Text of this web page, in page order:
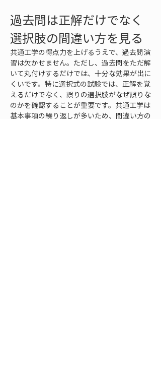
過去問は正解だけでなく
選択肢の間違い方を見る
共通工学の得点力を上げるうえで、過去問演
習は欠かせません。ただし、過去問をただ解
いて丸付けするだけでは、十分な効果が出に
くいです。特に選択式の試験では、正解を覚
えるだけでなく、誤りの選択肢がなぜ誤りな
のかを確認することが重要です。共通工学は
基本事項の繰り返しが多いため、間違い方の